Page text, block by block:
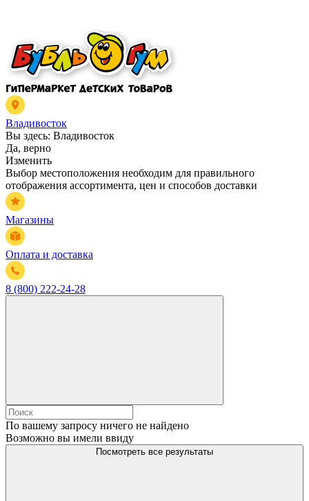
Владивосток
Вы здесь: Владивосток
Да, верно
Изменить
Выбор местоположения необходим для правильного
отображения ассортимента, цен и способов доставки
Магазины
Оплата и доставка
8 (800) 222-24-28
По вашему запросу ничего не найдено
Возможно вы имели ввиду
Посмотреть все результаты